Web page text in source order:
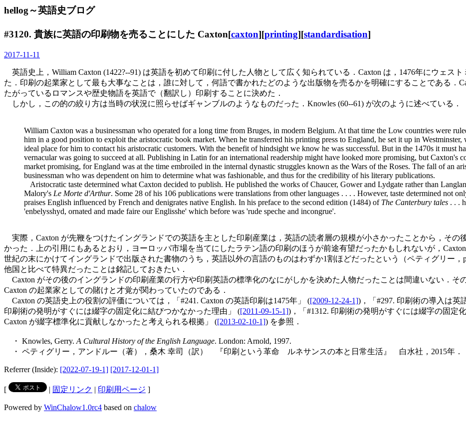
hellog～英語史ブログ
#3120. 貴族に英語の印刷物を売ることにした Caxton[caxton][printing][standardisation]
2017-11-11
英語史上，William Caxton (1422?--91) は英語を初めて印刷に付した人物として広く知られている．Caxton は，1476年にウェス
た．印刷の起業家として最も大事なことは，誰に対して，何語で書かれたどのような出版物を売るかを明確にすることである．
たがっているロマンスや歴史物語を英語で（翻訳し）印刷することに決めた．
しかし，この的の絞り方は当時の状況に照らせばギャンブルのようなものだった．Knowles (60--61) が次のように述べている．
William Caxton was a businessman who operated for a long time from Bruges, in modern Belgium. At that time the Low countries were
him in a good position to exploit the aristocratic book market. When he transferred his printing press to England, he set it up in
ideal place for him to contact his aristocratic customers. With the benefit of hindsight we know he was successful. But in the 1470s it must
vernacular was going to succeed at all. Publishing in Latin for an international readership might have looked more promising, but Caxton's
market promising, for England was at the time embroiled in the internal dynastic struggles known as the Wars of the Roses. The fall of an
businessman who was dependent on him to determine what was fashionable, and thus for the credibility of his literary publications.
Aristocratic taste determined what Caxton decided to publish. He published the works of Chaucer, Gower and Lydgate rather than
Malory's Le Morte d'Arthur. Some 28 of his 106 publications were translations from other languages . . . . However, taste determined not
praises English influenced by French and denigrates native English. In his preface to the second edition (1484) of The Canterbury tales . . .
'enbelysshyd, ornated and made faire our Englisshe' which before was 'rude speche and incongrue'.
実際，Caxton が先鞭をつけたイングランドでの英語を主とした印刷産業は，英語の読者層の規模が小さかったことから，その
かった．上の引用にもあるとおり，ヨーロッパ市場を当てにしたラテン語の印刷のほうが前途有望だったかもしれないが，
世紀の末にかけてイングランドで出版された書物のうち，英語以外の言語のものはわずか1割ほどだったという（ペティグリー
他国と比べて特異だったことは銘記しておきたい．
Caxton がその後のイングランドの印刷産業の行方や印刷英語の標準化のなにがしかを決めた人物だったことは間違いない．そ
Caxton の起業家としての賭けと才覚が関わっていたのである．
Caxton の英語史上の役割の評価については，「#241. Caxton の英語印刷は1475年」 ([2009-12-24-1])，「#297. 印刷術の導入は英
印刷術の発明がすぐには綴字の固定化に結びつかなかった理由」 ([2011-09-15-1])，「#1312. 印刷術の発明がすぐには綴字の固定
Caxton が綴字標準化に貢献しなかったと考えられる根拠」 ([2013-02-10-1]) を参照．
・ Knowles, Gerry. A Cultural History of the English Language. London: Arnold, 1997.
・ ペティグリー，アンドルー（著），桑木 幸司（訳） 『印刷という革命 ルネサンスの本と日常生活』 白水社，2015年．
Referrer (Inside): [2022-07-19-1] [2017-12-01-1]
[ | 固定リンク | 印刷用ページ ]
Powered by WinChalow1.0rc4 based on chalow